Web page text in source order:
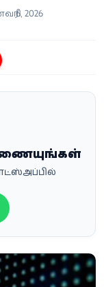
6, 2026
இணையுங்கள்